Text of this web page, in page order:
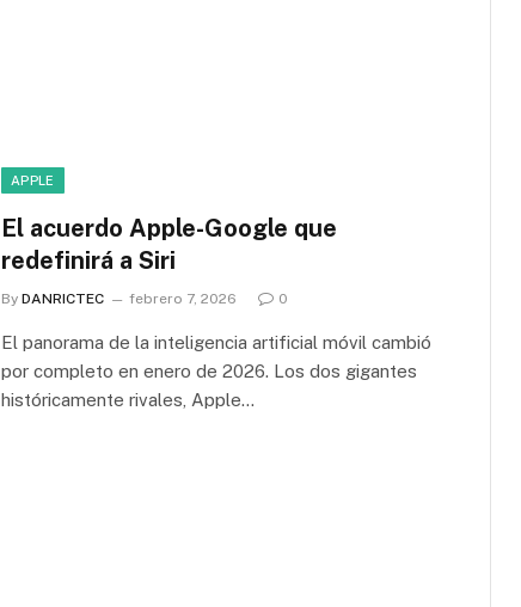
APPLE
El acuerdo Apple-Google que
redefinirá a Siri
By DANRICTEC febrero 7, 2026 0
El panorama de la inteligencia artificial móvil cambió
por completo en enero de 2026. Los dos gigantes
históricamente rivales, Apple…